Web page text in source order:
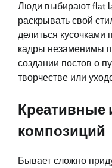
Люди выбирают flat
раскрывать свой
делиться кусочками
кадры незаменимы
создании постов о
творчестве или
Креативные
композиций
Бывает сложно